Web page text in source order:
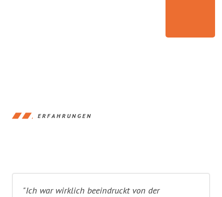
ERFAHRUNGEN
"Ich war wirklich beeindruckt von der